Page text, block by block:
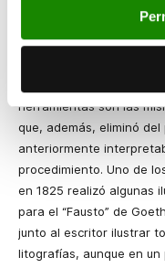
principio, hizo necesaria
La rápida evolución de
herramientas son las
que, además, eliminó
anteriormente
procedimiento. Uno de
en 1825 realizó algunas
para el “Fausto” de
junto al escritor ilustrar
litografías, aunque en